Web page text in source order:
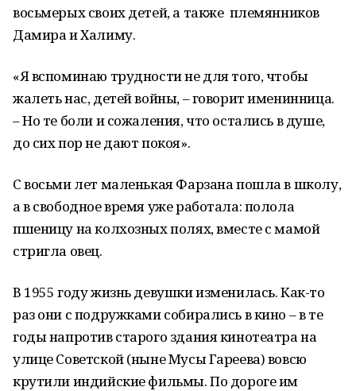
восьмерых своих детей, а также племянников
Дамира и Халиму.
«Я вспоминаю трудности не для того, чтобы
жалеть нас, детей войны, – говорит именинница.
– Но те боли и сожаления, что остались в душе,
до сих пор не дают покоя».
С восьми лет маленькая Фарзана пошла в школу,
а в свободное время уже работала: полола
пшеницу на колхозных полях, вместе с мамой
стригла овец.
В 1955 году жизнь девушки изменилась. Как-то
раз они с подружками собирались в кино – в те
годы напротив старого здания кинотеатра на
улице Советской (ныне Мусы Гареева) вовсю
крутили индийские фильмы. По дороге им